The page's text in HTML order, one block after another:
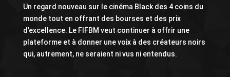
Un regard nouveau sur le cinéma Black des 4 coins du
monde tout en offrant des bourses et des prix
d’excellence. Le FIFBM veut continuer à offrir une
plateforme et à donner une voix à des créateurs noirs
qui, autrement, ne seraient ni vus ni entendus.